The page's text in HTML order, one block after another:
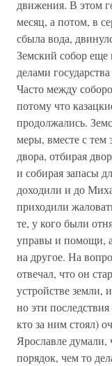
движения. В этом
месяц, а потом, в
сбыла вода,
Земский собор еще
делами
Часто между
потому что
продолжались.
меры, вместе с тем
двора, отбирая
и собирая запасы
доходили и до
приходили
те, у кого были
управы и помощи,
на другое. На
отвечал, что он
устройстве земли,
но эти
кто за ним стоял)
Ярославле
порядок, чем то